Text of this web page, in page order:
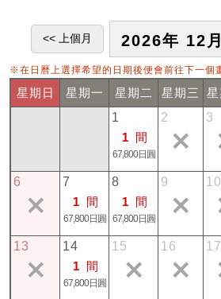
※在日曆上選擇希望的日期後便會前往下一個
星期日 星期一 星期二 星期三
1
1 間
67,800日圓
2 3
6
7
1 間
67,800日圓
8
1 間
67,800日圓
9 10
13
14
1 間
67,800日圓
15 16 17